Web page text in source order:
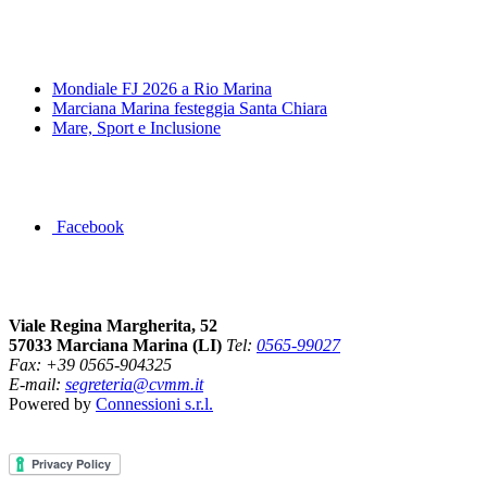
Mondiale FJ 2026 a Rio Marina
Marciana Marina festeggia Santa Chiara
Mare, Sport e Inclusione
Facebook
Viale Regina Margherita, 52
57033 Marciana Marina (LI) Tel: 0565-99027
Fax: +39 0565-904325
E-mail: segreteria@cvmm.it
Powered by Connessioni s.r.l.